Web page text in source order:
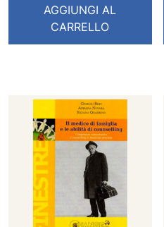
AGGIUNGI AL
CARRELLO